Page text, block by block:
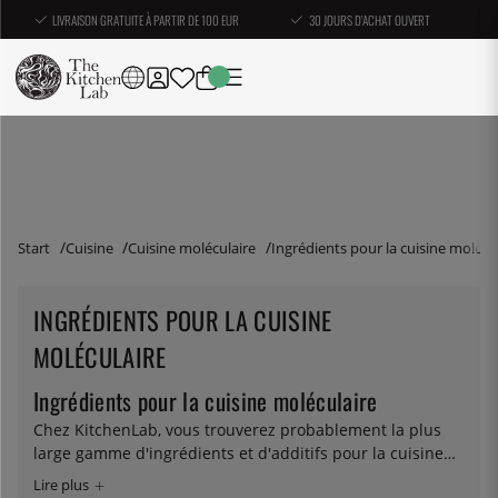
LIVRAISON GRATUITE À PARTIR DE 100 EUR 30 JOURS D'ACHAT OUVERT
Start Cuisine Cuisine moléculaire Ingrédients pour la cuisine
INGRÉDIENTS POUR LA CUISINE
MOLÉCULAIRE
Ingrédients pour la cuisine moléculaire
Chez KitchenLab, vous trouverez probablement la plus
large gamme d'ingrédients et d'additifs pour la cuisine
moléculaire réunis par un spécialiste suédois. Mon Dieu,